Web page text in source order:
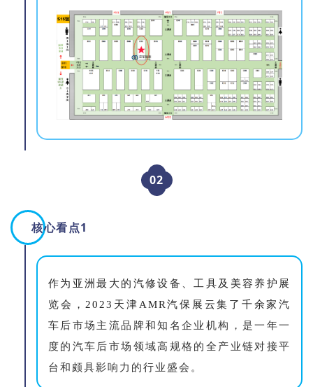
02
核心看点1
作为亚洲最大的汽修设备、工具及美容养护展
览会，2023天津AMR汽保展云集了千余家 汽
车后市场主流品牌和知名企业机构 ， 是一年一
度的 汽车后市场领域高规格 的 全产业链对接平
台和颇具影响力的行业盛会。